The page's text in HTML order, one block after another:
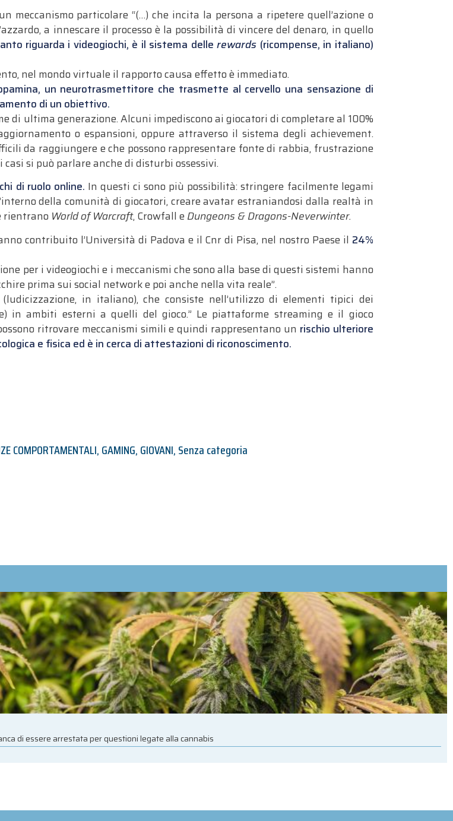
particolare “(…) che incita la persona a ripetere quell’azione o
a innescare il processo è la possibilità di vincere del denaro, in quello
riguarda i videogiochi, è il sistema dellerewards (ricompense, in italiano)
nel mondo virtuale il rapporto causa effetto è immediato.
un neurotrasmettitore che trasmette al cervello una sensazione di
di un obiettivo.
di ultima generazione. Alcuni impediscono ai giocatori di completare al 100%
o espansioni, oppure attraverso il sistema degli achievement.
da raggiungere e che possono rappresentare fonte di rabbia, frustrazione
si può parlare anche di disturbi ossessivi.
di ruolo online. In questi ci sono più possibilità: stringere facilmente legami
della comunità di giocatori, creare avatar estraniandosi dalla realtà in
rientrano World of Warcraft, Crowfall e Dungeons & Dragons-Neverwinter.
contribuito l’Università di Padova e il Cnr di Pisa, nel nostro Paese il 24%
per i videogiochi e i meccanismi che sono alla base di questi sistemi hanno
prima sui social network e poi anche nella vita reale”.
(ludicizzazione, in italiano), che consiste nell’utilizzo di elementi tipici dei
in ambiti esterni a quelli del gioco.” Le piattaforme streaming e il gioco
ritrovare meccanismi simili e quindi rappresentano un rischio ulteriore
e fisica ed è in cerca di attestazioni di riconoscimento.
COMPORTAMENTALI,GAMING,GIOVANI,Senza categoria
di essere arrestata per questioni legate alla cannabis